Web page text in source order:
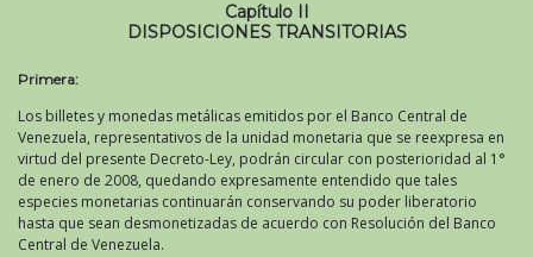
Capítulo II
DISPOSICIONES TRANSITORIAS
Primera:
Los billetes y monedas metálicas emitidos por el Banco Central de
Venezuela, representativos de la unidad monetaria que se reexpresa en
virtud del presente Decreto-Ley, podrán circular con posterioridad al 1°
de enero de 2008, quedando expresamente entendido que tales
especies monetarias continuarán conservando su poder liberatorio
hasta que sean desmonetizadas de acuerdo con Resolución del Banco
Central de Venezuela.